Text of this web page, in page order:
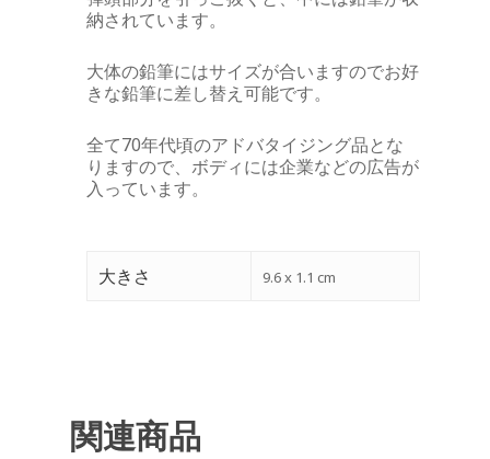
納されています。
大体の鉛筆にはサイズが合いますのでお好
きな鉛筆に差し替え可能です。
全て70年代頃のアドバタイジング品とな
りますので、ボディには企業などの広告が
入っています。
大きさ 9.6 x 1.1 cm
関連商品